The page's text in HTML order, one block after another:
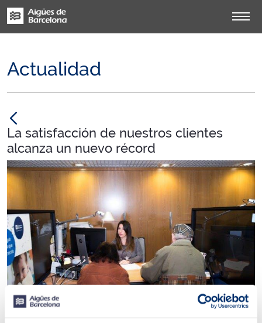
Actualidad
La satisfacción de nuestros clientes
alcanza un nuevo récord